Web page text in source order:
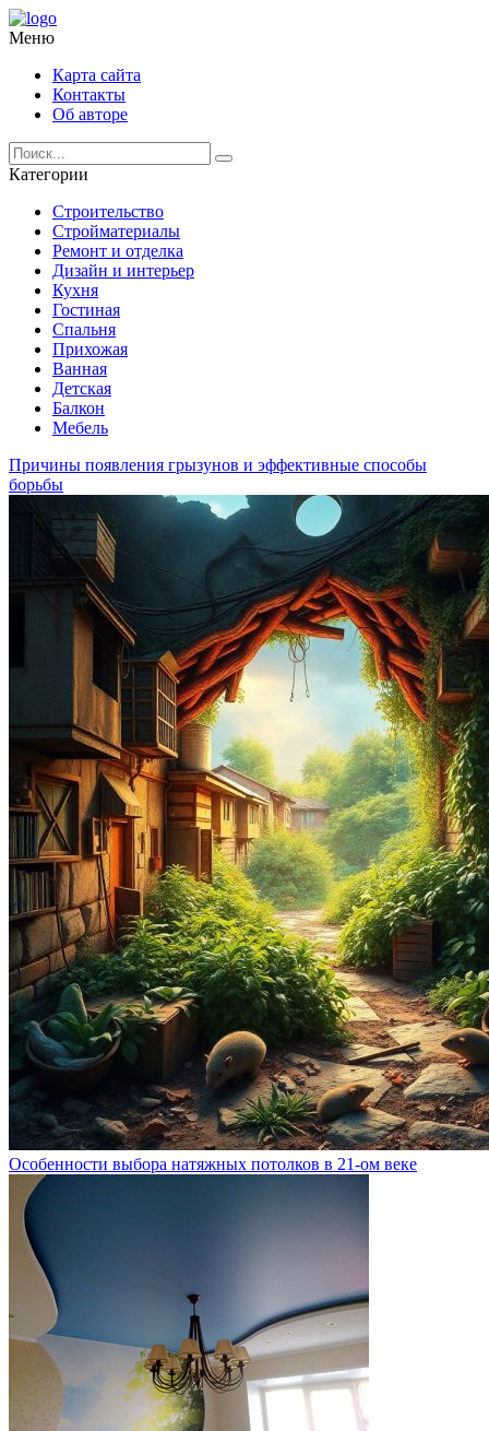
Меню
Карта сайта
Контакты
Об авторе
Категории
Строительство
Стройматериалы
Ремонт и отделка
Дизайн и интерьер
Кухня
Гостиная
Спальня
Прихожая
Ванная
Детская
Балкон
Мебель
Причины появления грызунов и эффективные способы
борьбы
Особенности выбора натяжных потолков в 21-ом веке